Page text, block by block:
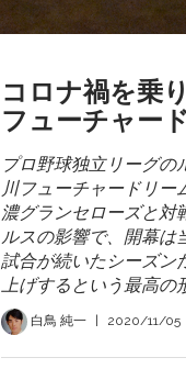
コロナ禍を乗
フューチャー
プロ野球独立リーグの
川フューチャードリー
濃グランセローズと対
ルスの影響で、開幕は
試合が続いたシーズン
上げするという最高の
白鳥 純一 2020/11/05